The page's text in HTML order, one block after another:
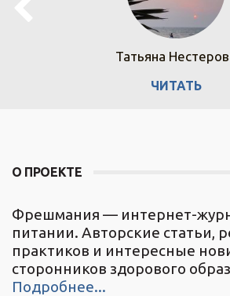
Татьяна
ЧИТАТЬ
О ПРОЕКТЕ
Фрешмания — интернет-
питании. Авторские статьи,
практиков и интересные
сторонников здорового
Подробнее...